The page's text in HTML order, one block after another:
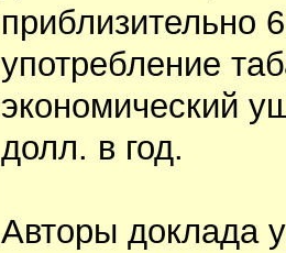
приблизительно
употребление
экономический
долл. в год.
Авторы доклада